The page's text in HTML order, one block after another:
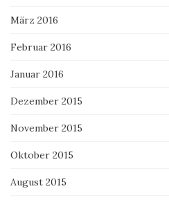
März 2016
Februar 2016
Januar 2016
Dezember 2015
November 2015
Oktober 2015
August 2015